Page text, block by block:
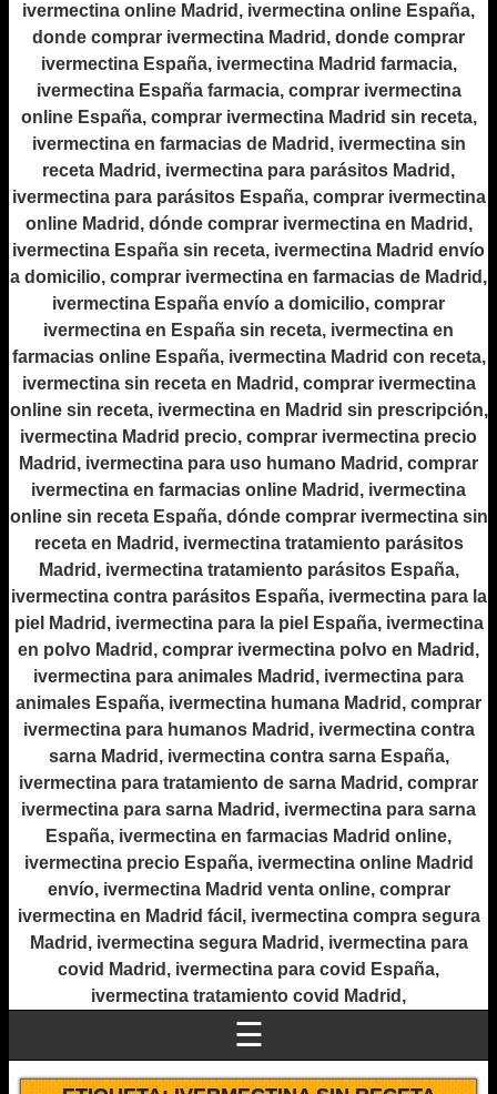
ivermectina online Madrid, ivermectina online España,
donde comprar ivermectina Madrid, donde comprar
ivermectina España, ivermectina Madrid farmacia,
ivermectina España farmacia, comprar ivermectina
online España, comprar ivermectina Madrid sin receta,
ivermectina en farmacias de Madrid, ivermectina sin
receta Madrid, ivermectina para parásitos Madrid,
ivermectina para parásitos España, comprar ivermectina
online Madrid, dónde comprar ivermectina en Madrid,
ivermectina España sin receta, ivermectina Madrid envío
a domicilio, comprar ivermectina en farmacias de Madrid,
ivermectina España envío a domicilio, comprar
ivermectina en España sin receta, ivermectina en
farmacias online España, ivermectina Madrid con receta,
ivermectina sin receta en Madrid, comprar ivermectina
online sin receta, ivermectina en Madrid sin prescripción,
ivermectina Madrid precio, comprar ivermectina precio
Madrid, ivermectina para uso humano Madrid, comprar
ivermectina en farmacias online Madrid, ivermectina
online sin receta España, dónde comprar ivermectina sin
receta en Madrid, ivermectina tratamiento parásitos
Madrid, ivermectina tratamiento parásitos España,
ivermectina contra parásitos España, ivermectina para la
piel Madrid, ivermectina para la piel España, ivermectina
en polvo Madrid, comprar ivermectina polvo en Madrid,
ivermectina para animales Madrid, ivermectina para
animales España, ivermectina humana Madrid, comprar
ivermectina para humanos Madrid, ivermectina contra
sarna Madrid, ivermectina contra sarna España,
ivermectina para tratamiento de sarna Madrid, comprar
ivermectina para sarna Madrid, ivermectina para sarna
España, ivermectina en farmacias Madrid online,
ivermectina precio España, ivermectina online Madrid
envío, ivermectina Madrid venta online, comprar
ivermectina en Madrid fácil, ivermectina compra segura
Madrid, ivermectina segura Madrid, ivermectina para
covid Madrid, ivermectina para covid España,
ivermectina tratamiento covid Madrid,
☰